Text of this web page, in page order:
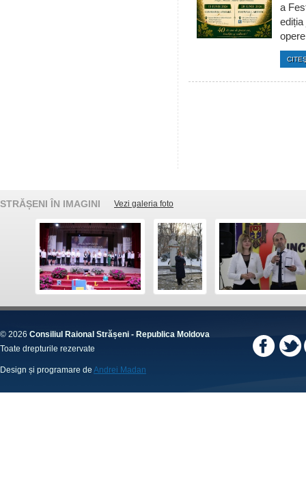
a
ediția
STRĂȘENI ÎN IMAGINI Vezi galeria foto
© 2026 Consiliul Raional Strășeni - Republica Moldova
Toate drepturile rezervate
Design și programare de Andrei Madan